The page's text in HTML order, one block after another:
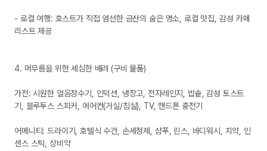
- 로컬 여행: 호스트가 직접 엄선한 금산의 숨은 명소, 로컬 맛집, 감성 카페
리스트 제공
4. 머무름을 위한 세심한 배려 (구비 물품)
가전: 시원한 얼음정수기, 인덕션, 냉장고, 전자레인지, 밥솥, 감성 토스트
기, 블루투스 스피커, 에어컨(거실/침실), TV, 핸드폰 충전기
어메니티: 드라이기, 호텔식 수건, 손세정제, 샴푸, 린스, 바디워시, 치약, 인
센스 스틱, 상비약